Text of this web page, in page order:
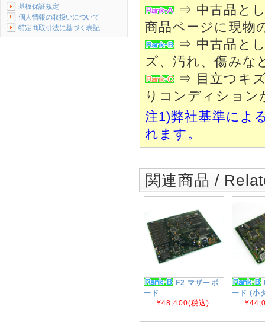
基板保証規定
個人情報の取扱いについて
特定商取引法に基づく表記
⇒ 中古品とし
商品ページに現物
⇒ 中古品とし
ズ、汚れ、傷みな
⇒ 目立つキズ
りコンディション
注1)弊社基準によ
れます。
関連商品 /
F2 マザーボ
ード
¥48,400(税込)
ード (小